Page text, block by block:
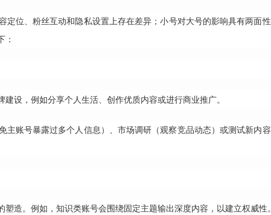
定位、粉丝互动和隐私设置上存在差异；小号对大号的影响具有两面
：
设，例如分享个人生活、创作优质内容或进行商业推广。
主账号暴露过多个人信息）、市场调研（观察竞品动态）或测试新内
造。例如，知识类账号会围绕固定主题输出深度内容，以建立权威性